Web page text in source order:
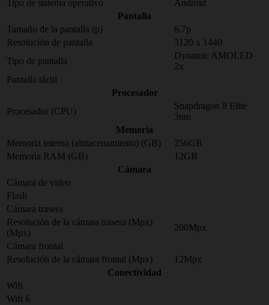
Tipo de sistema operativo
Android
Pantalla
Tamaño de la pantalla (p)
6.7p
Resolución de pantalla
3120 x 1440
Tipo de pantalla
Dynamic AMOLED
2x
Pantalla táctil
Procesador
Procesador (CPU)
Snapdragon 8 Elite
3nm
Memoria
Memoria interna (almacenamiento) (GB)
256GB
Memoria RAM (GB)
12GB
Cámara
Cámara de video
Flash
Cámara trasera
Resolución de la cámara trasera (Mpx)
(Mpx)
200Mpx
Cámara frontal
Resolución de la cámara frontal (Mpx)
12Mpx
Conectividad
Wifi
Wifi 6